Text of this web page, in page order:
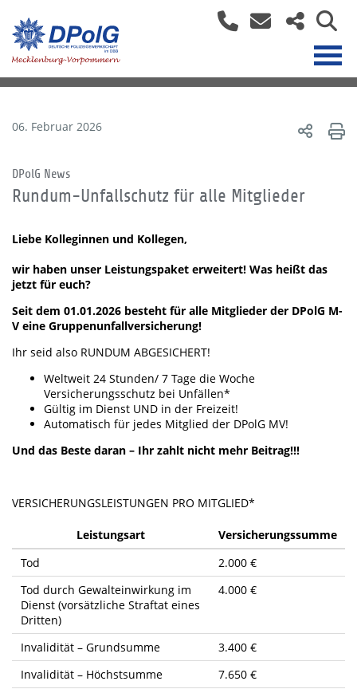
06. Februar 2026
DPolG News
Rundum-Unfallschutz für alle Mitglieder
Liebe Kolleginnen und Kollegen,
wir haben unser Leistungspaket erweitert! Was heißt das
jetzt für euch?
Seit dem 01.01.2026 besteht für alle Mitglieder der DPolG M-
V eine Gruppenunfallversicherung!
Ihr seid also RUNDUM ABGESICHERT!
Weltweit 24 Stunden/ 7 Tage die Woche
Versicherungsschutz bei Unfällen*
Gültig im Dienst UND in der Freizeit!
Automatisch für jedes Mitglied der DPolG MV!
Und das Beste daran – Ihr zahlt nicht mehr Beitrag!!!
VERSICHERUNGSLEISTUNGEN PRO MITGLIED*
Leistungsart
Versicherungssumme
Tod
2.000 €
Tod durch Gewalteinwirkung im
Dienst (vorsätzliche Straftat eines
Dritten)
4.000 €
Invalidität – Grundsumme
3.400 €
Invalidität – Höchstsumme
7.650 €